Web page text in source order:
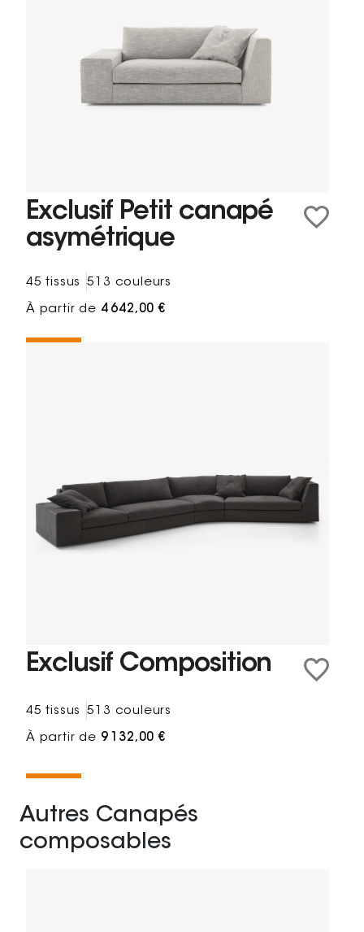
Exclusif Petit canapé
asymétrique
45 tissus 513 couleurs
À partir de 4 642,00 €
Exclusif Composition
45 tissus 513 couleurs
À partir de 9 132,00 €
Autres Canapés
composables